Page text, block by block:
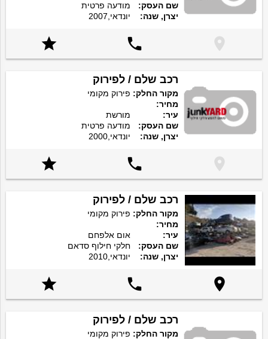
שם העסק:
מודעה פרטית
יצרן, שנה:
יונדאי,2007



רכב שלם / לפירוק
מקור החלק: פירוק מקומי
מחיר:
עיר:
מורשת
שם העסק:
מודעה פרטית
יצרן, שנה:
יונדאי,2000



רכב שלם / לפירוק
מקור החלק: פירוק מקומי
מחיר:
עיר:
אום אלפחם
שם העסק:
חלקי חילוף סדאם
יצרן, שנה:
יונדאי,2010



רכב שלם / לפירוק
מקור החלק: פירוק מקומי